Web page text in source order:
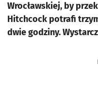
Wrocławskiej, by
Hitchcock potrafi
dwie godziny.